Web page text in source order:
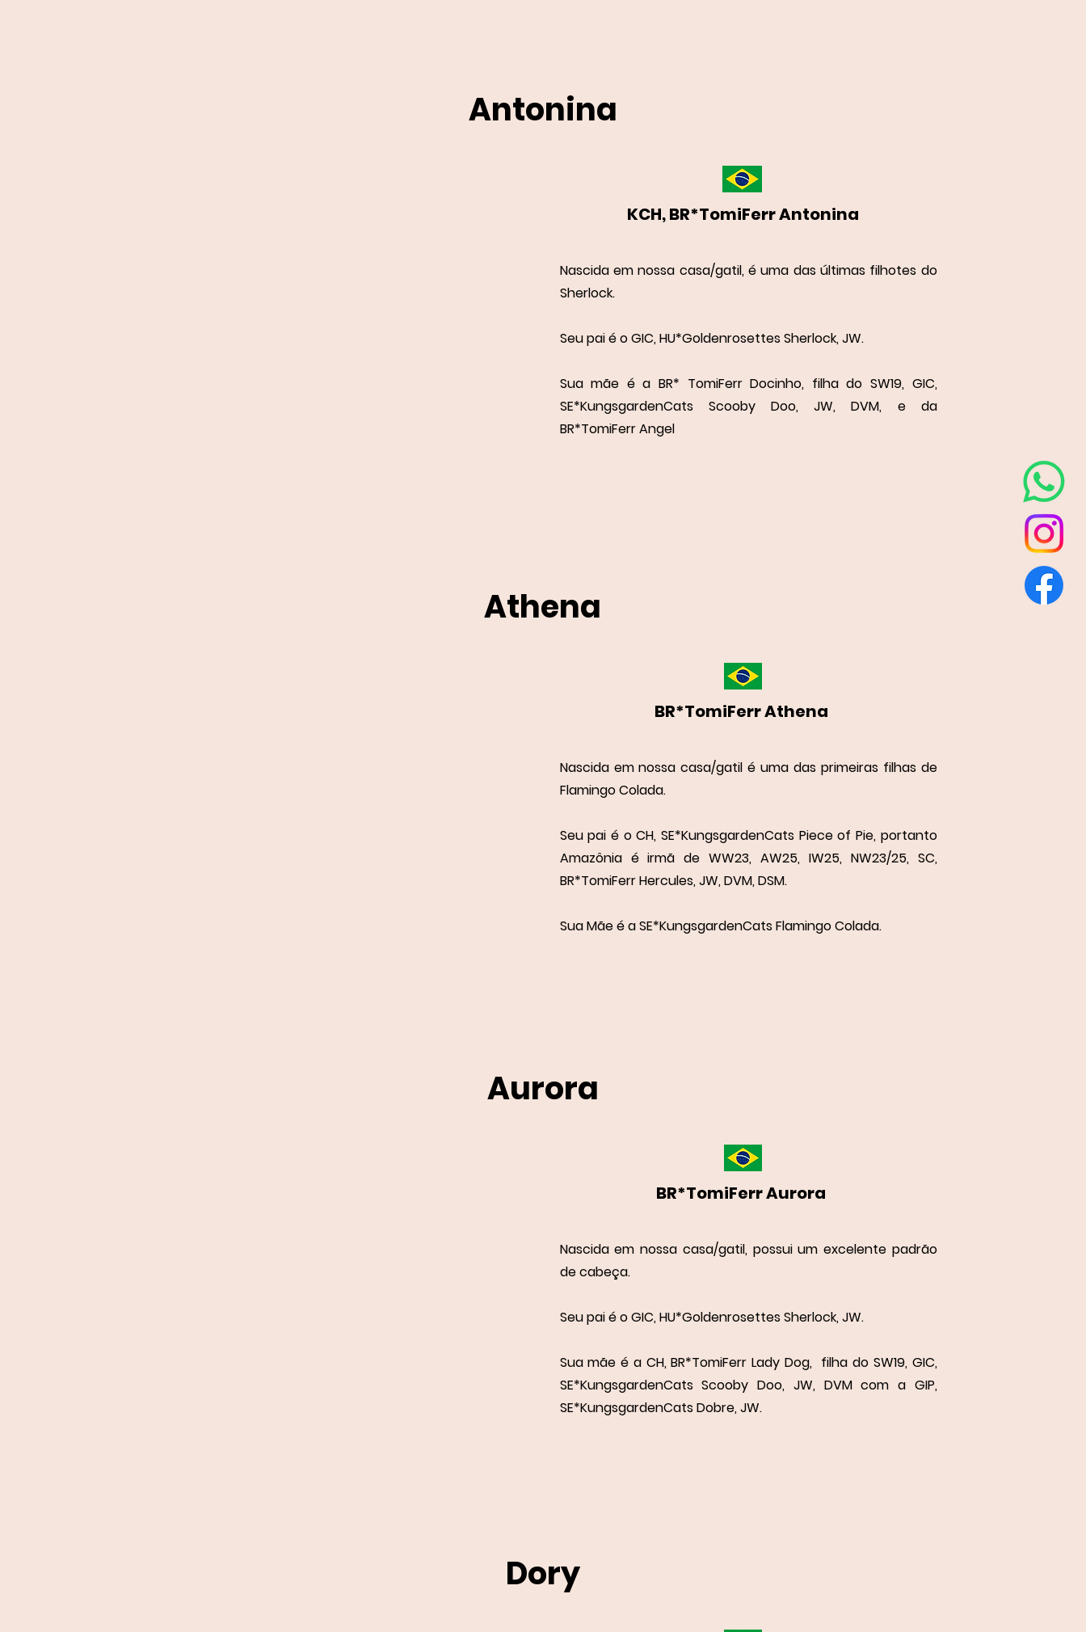
KCH, BR*TomiFerr Antonina
Nascida em nossa casa/gatil, é uma das últimas filhotes do
Sherlock.
Seu pai é o GIC, HU*Goldenrosettes Sherlock, JW.
Sua mãe é a BR* TomiFerr Docinho, filha doSW19, GIC,
SE*KungsgardenCats Scooby Doo, JW, DVM, e da
BR*TomiFerr Angel
Antonina
BR*TomiFerr Athena
Nascida em nossa casa/gatil é uma das primeiras filhas de
Flamingo Colada.
Seu pai é o CH, SE*KungsgardenCats Piece of Pie, portanto
Amazônia é irmã de WW23, AW25, IW25, NW23/25, SC,
BR*TomiFerr Hercules, JW, DVM, DSM.
Sua Mãe é a SE*KungsgardenCats Flamingo Colada.
Athena
BR*TomiFerr Aurora
Nascida em nossa casa/gatil, possui um excelente padrão
de cabeça.
Seu pai é o GIC, HU*Goldenrosettes Sherlock, JW.
Sua mãe é a CH, BR*TomiFerr Lady Dog, filha do SW19, GIC,
SE*KungsgardenCats Scooby Doo, JW, DVM com a GIP,
SE*KungsgardenCats Dobre, JW.
Aurora
Dory